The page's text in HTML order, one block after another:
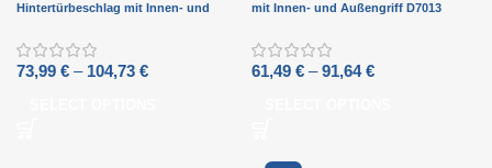
Hintertürbeschlag mit Innen- und
73,99 € – 104,73 €
mit Innen- und Außengriff D7013
61,49 € –91,64€